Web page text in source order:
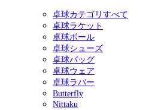
卓球カテゴリすべて
卓球ラケット
卓球ボール
卓球シューズ
卓球バッグ
卓球ウェア
卓球ラバー
Butterfly
Nittaku